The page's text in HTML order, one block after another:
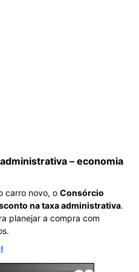
– economia
carro novo, o Consórcio
na taxa administrativa.
planejar a compra com